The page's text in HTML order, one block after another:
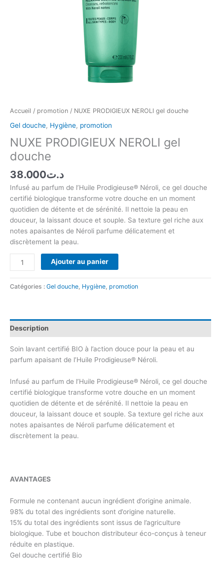
Accueil / promotion / NUXE PRODIGIEUX NEROLI gel douche
Gel douche, Hygiène, promotion
NUXE PRODIGIEUX NEROLI gel
douche
د.ت38.000
Infusé au parfum de l’Huile Prodigieuse® Néroli, ce gel douche
certifié biologique transforme votre douche en un moment
quotidien de détente et de sérénité. Il nettoie la peau en
douceur, la laissant douce et souple. Sa texture gel riche aux
notes apaisantes de Néroli parfume délicatement et
discrètement la peau.
Ajouter au panier
Catégories : Gel douche, Hygiène, promotion
Description
Soin lavant certifié BIO à l’action douce pour la peau et au
parfum apaisant de l’Huile Prodigieuse® Néroli.
Infusé au parfum de l’Huile Prodigieuse® Néroli, ce gel douche
certifié biologique transforme votre douche en un moment
quotidien de détente et de sérénité. Il nettoie la peau en
douceur, la laissant douce et souple. Sa texture gel riche aux
notes apaisantes de Néroli parfume délicatement et
discrètement la peau.
AVANTAGES
Formule ne contenant aucun ingrédient d’origine animale.
98% du total des ingrédients sont d’origine naturelle.
15% du total des ingrédients sont issus de l’agriculture
biologique. Tube et bouchon distributeur éco-conçus à teneur
réduite en plastique.
Gel douche certifié Bio